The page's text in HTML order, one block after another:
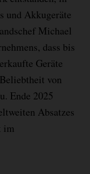
und Akkugeräte
Michael
dass bis
Geräte
von
Ende 2025
Absatzes
im